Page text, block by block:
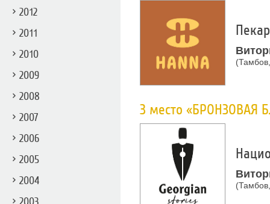
2012
2011
2010
2009
2008
2007
2006
2005
2004
3 место «БРОНЗОВАЯ